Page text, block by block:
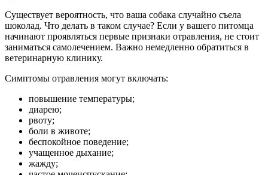
Существует вероятность, что ваша собака случайно съела
шоколад. Что делать в таком случае? Если у вашего питомца
начинают проявляться первые признаки отравления, не стоит
заниматься самолечением. Важно немедленно обратиться в
ветеринарную клинику.
Симптомы отравления могут включать:
повышение температуры;
диарею;
рвоту;
боли в животе;
беспокойное поведение;
учащенное дыхание;
жажду;